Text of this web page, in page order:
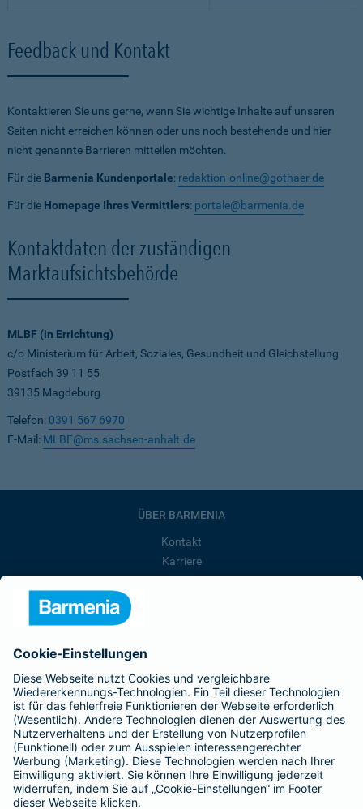
Feedback und Kontakt
Kontaktieren Sie uns gerne, wenn Sie wichtige Inhalte auf unseren
Seiten nicht erreichen können oder uns noch bestehende und hier
nicht genannte Barrieren mitteilen möchten.
Für die Barmenia Kundenportale: redaktion-online@gothaer.de
Für die Homepage Ihres Vermittlers: portale@barmenia.de
Kontaktdaten der zuständigen
Marktaufsichtsbehörde
MLBF (in Errichtung)
c/o Ministerium für Arbeit, Soziales, Gesundheit und Gleichstellung
Postfach 39 11 55
39135 Magdeburg
Telefon: 0391 567 6970
E-Mail: MLBF@ms.sachsen-anhalt.de
ÜBER BARMENIA
Kontakt
Karriere
Presse
Barmenia ist Teil der BarmeniaGothaer
BELIEBTE SEITEN
Kranken-Zusatzversicherung
Tierversicherungen
Haftpflichtversicherung
Hausratversicherung